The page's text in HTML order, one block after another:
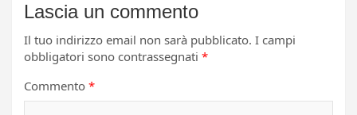
Lascia un commento
Il tuo indirizzo email non sarà pubblicato. I campi
obbligatori sono contrassegnati *
Commento *